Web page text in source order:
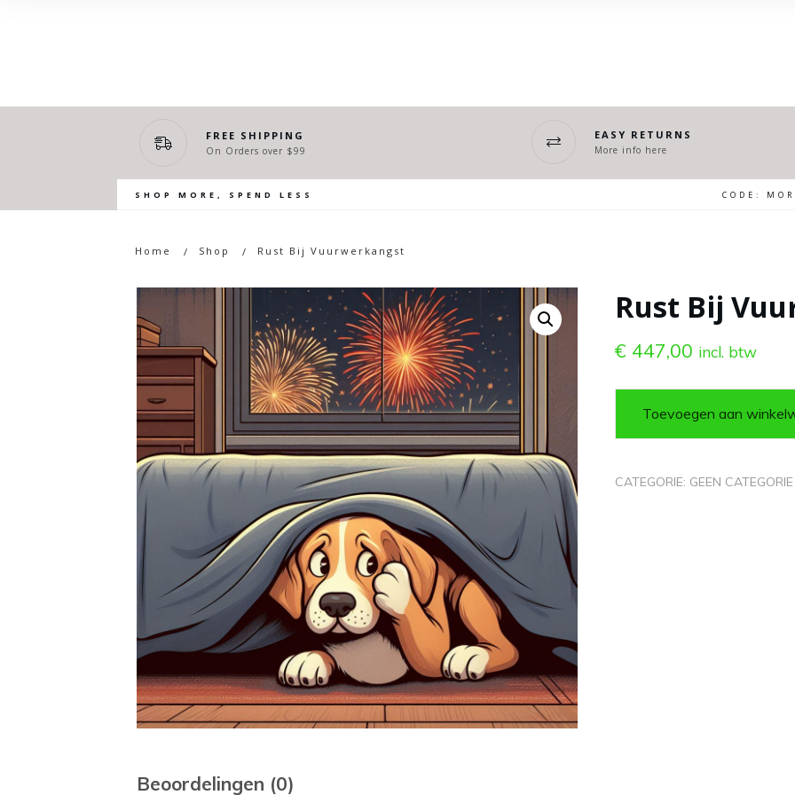
FREE SHIPPING
On Orders over $99
EASY RETURNS
More info here
SHOP MORE, SPEND LESS CODE:
Home / Shop / Rust Bij Vuurwerkangst
Rust Bij
€ 447,00 incl. btw
Toevoegen aan
CATEGORIE: GEEN CATEGORIE
Beoordelingen (0)